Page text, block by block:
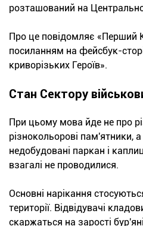
розташований на
Про це повідомляє «Перший
посиланням на фейсбук-
криворізьких Героїв».
Стан Сектору
При цьому мова йде не про
різнокольорові пам'ятники,
недобудовані паркан і
взагалі не проводилися.
Основні нарікання
території. Відвідувачі
скаржаться на зарості